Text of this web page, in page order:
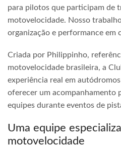
para pilotos que participam de
motovelocidade. Nosso
organização e performance em
Criada por Philippinho,
motovelocidade brasileira, a
experiência real em
oferecer um acompanhamento
equipes durante eventos de
Uma equipe
motovelocidade